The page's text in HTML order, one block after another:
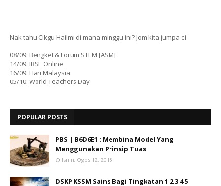
Nak tahu Cikgu Hailmi di mana minggu ini? Jom kita jumpa di
08/09: Bengkel & Forum STEM [ASM]
14/09: IBSE Online
16/09: Hari Malaysia
05/10: World Teachers Day
POPULAR POSTS
PBS | B6D6E1 : Membina Model Yang
Menggunakan Prinsip Tuas
Isnin, Ogos 12, 2013
DSKP KSSM Sains Bagi Tingkatan 1 2 3 4 5